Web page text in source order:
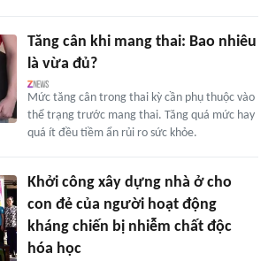
Tăng cân khi mang thai: Bao nhiêu
là vừa đủ?
Mức tăng cân trong thai kỳ cần phụ thuộc vào
thể trạng trước mang thai. Tăng quá mức hay
quá ít đều tiềm ẩn rủi ro sức khỏe.
Khởi công xây dựng nhà ở cho
con đẻ của người hoạt động
kháng chiến bị nhiễm chất độc
hóa học